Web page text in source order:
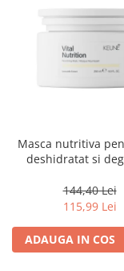
Masca nutritiva
deshidratat si
Mask, 250 ml
144,40 Lei
115,99 Lei
ADAUGA IN COS